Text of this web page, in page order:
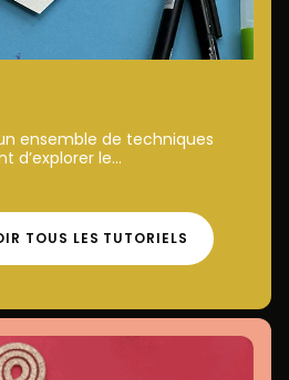
ensemble de techniques
d’explorer le...
TOUS LES TUTORIELS